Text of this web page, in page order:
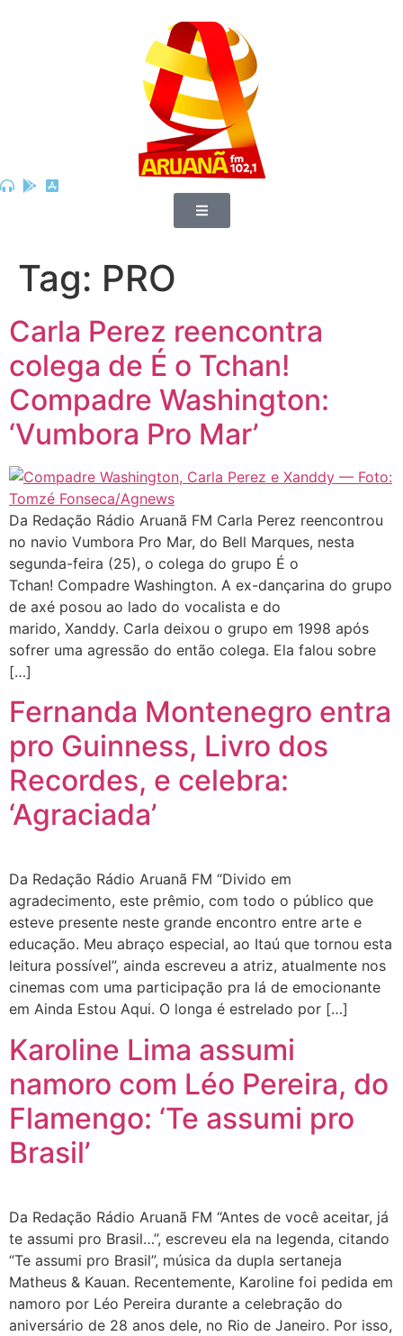
Tag: PRO
Carla Perez reencontra
colega de É o Tchan!
Compadre Washington:
‘Vumbora Pro Mar’
Da Redação Rádio Aruanã FM Carla Perez reencontrou
no navio Vumbora Pro Mar, do Bell Marques, nesta
segunda-feira (25), o colega do grupo É o
Tchan! Compadre Washington. A ex-dançarina do grupo
de axé posou ao lado do vocalista e do
marido, Xanddy. Carla deixou o grupo em 1998 após
sofrer uma agressão do então colega. Ela falou sobre
[…]
Fernanda Montenegro entra
pro Guinness, Livro dos
Recordes, e celebra:
‘Agraciada’
Da Redação Rádio Aruanã FM “Divido em
agradecimento, este prêmio, com todo o público que
esteve presente neste grande encontro entre arte e
educação. Meu abraço especial, ao Itaú que tornou esta
leitura possível”, ainda escreveu a atriz, atualmente nos
cinemas com uma participação pra lá de emocionante
em Ainda Estou Aqui. O longa é estrelado por […]
Karoline Lima assumi
namoro com Léo Pereira, do
Flamengo: ‘Te assumi pro
Brasil’
Da Redação Rádio Aruanã FM “Antes de você aceitar, já
te assumi pro Brasil…”, escreveu ela na legenda, citando
“Te assumi pro Brasil”, música da dupla sertaneja
Matheus & Kauan. Recentemente, Karoline foi pedida em
namoro por Léo Pereira durante a celebração do
aniversário de 28 anos dele, no Rio de Janeiro. Por isso,